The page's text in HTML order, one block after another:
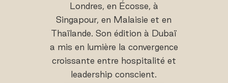
Londres, en Écosse, à
Singapour, en Malaisie et en
Thaïlande. Son édition à Dubaï
a mis en lumière la convergence
croissante entre hospitalité et
leadership conscient.